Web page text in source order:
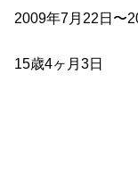
2009年7月22日〜
15歳4ヶ月3日